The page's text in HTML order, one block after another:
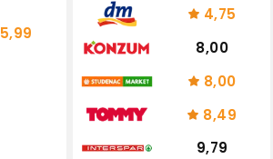
5,99
4,75
8,00
8,00
8,49
9,79